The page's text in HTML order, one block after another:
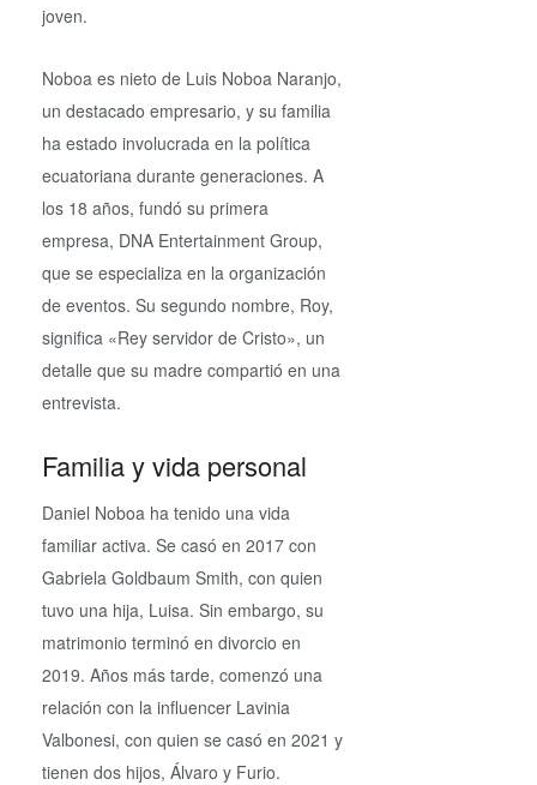
joven.
Noboa es nieto de Luis Noboa Naranjo,
un destacado empresario, y su familia
ha estado involucrada en la política
ecuatoriana durante generaciones. A
los 18 años, fundó su primera
empresa, DNA Entertainment Group,
que se especializa en la organización
de eventos. Su segundo nombre, Roy,
significa «Rey servidor de Cristo», un
detalle que su madre compartió en una
entrevista.
Familia y vida personal
Daniel Noboa ha tenido una vida
familiar activa. Se casó en 2017 con
Gabriela Goldbaum Smith, con quien
tuvo una hija, Luisa. Sin embargo, su
matrimonio terminó en divorcio en
2019. Años más tarde, comenzó una
relación con la influencer Lavinia
Valbonesi, con quien se casó en 2021 y
tienen dos hijos, Álvaro y Furio.